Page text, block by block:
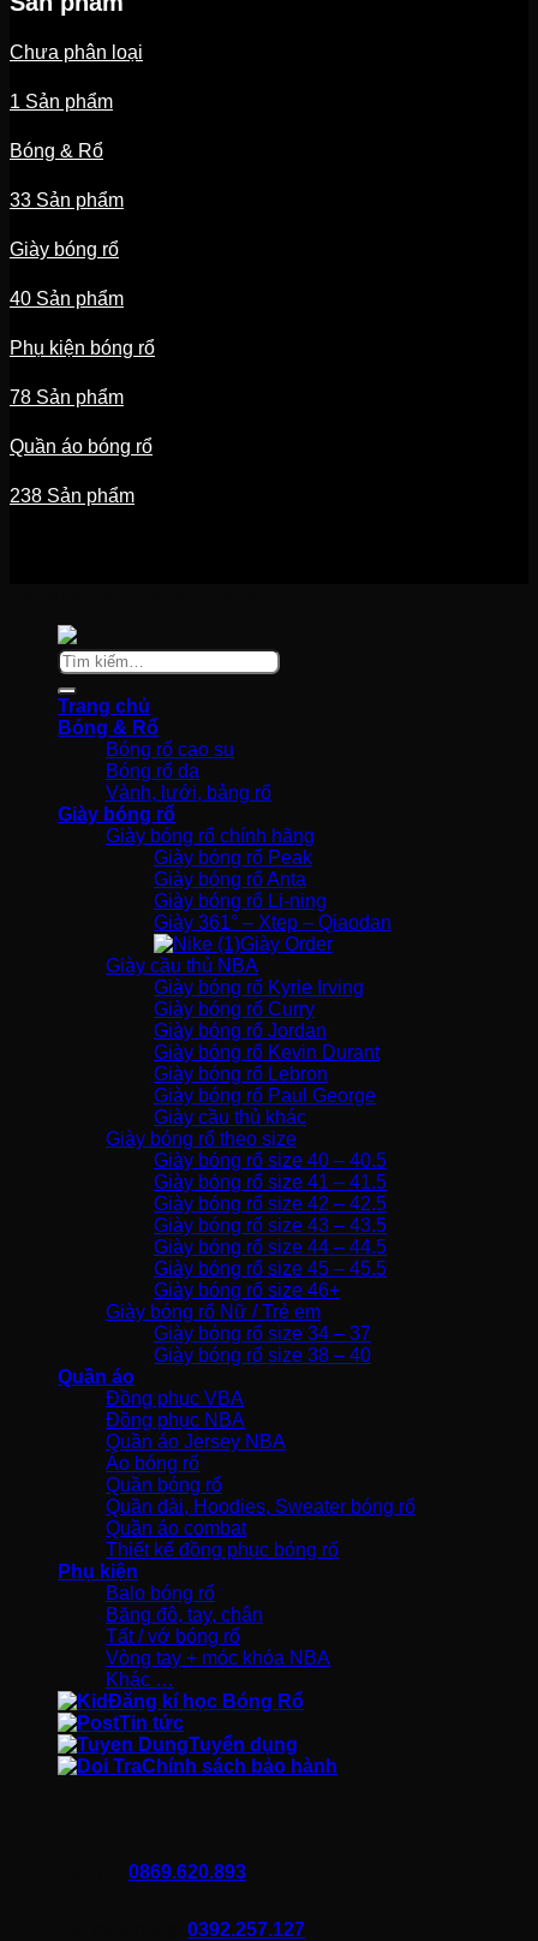
Chưa phân loại
1 Sản phẩm
Bóng & Rổ
33 Sản phẩm
Giày bóng rổ
40 Sản phẩm
Phụ kiện bóng rổ
78 Sản phẩm
Quần áo bóng rổ
238 Sản phẩm
Tìm
kiếm:
Trang chủ
Bóng & Rổ
Bóng rổ cao su
Bóng rổ da
Vành, lưới, bảng rổ
Giày bóng rổ
Giày bóng rổ chính hãng
Giày bóng rổ Peak
Giày bóng rổ Anta
Giày bóng rổ Li-ning
Giày 361° – Xtep – Qiaodan
Giày Order
Giày cầu thủ NBA
Giày bóng rổ Kyrie Irving
Giày bóng rổ Curry
Giày bóng rổ Jordan
Giày bóng rổ Kevin Durant
Giày bóng rổ Lebron
Giày bóng rổ Paul George
Giày cầu thủ khác
Giày bóng rổ theo size
Giày bóng rổ size 40 – 40.5
Giày bóng rổ size 41 – 41.5
Giày bóng rổ size 42 – 42.5
Giày bóng rổ size 43 – 43.5
Giày bóng rổ size 44 – 44.5
Giày bóng rổ size 45 – 45.5
Giày bóng rổ size 46+
Giày bóng rổ Nữ / Trẻ em
Giày bóng rổ size 34 – 37
Giày bóng rổ size 38 – 40
Quần áo
Đồng phục VBA
Đồng phục NBA
Quần áo Jersey NBA
Áo bóng rổ
Quần bóng rổ
Quần dài, Hoodies, Sweater bóng rổ
Quần áo combat
Thiết kế đồng phục bóng rổ
Phụ kiện
Balo bóng rổ
Băng đô, tay, chân
Tất / vớ bóng rổ
Vòng tay + móc khóa NBA
Khác …
Đăng kí học Bóng Rổ
Tin tức
Tuyển dụng
Chính sách bảo hành
0869.620.893
0392.257.127